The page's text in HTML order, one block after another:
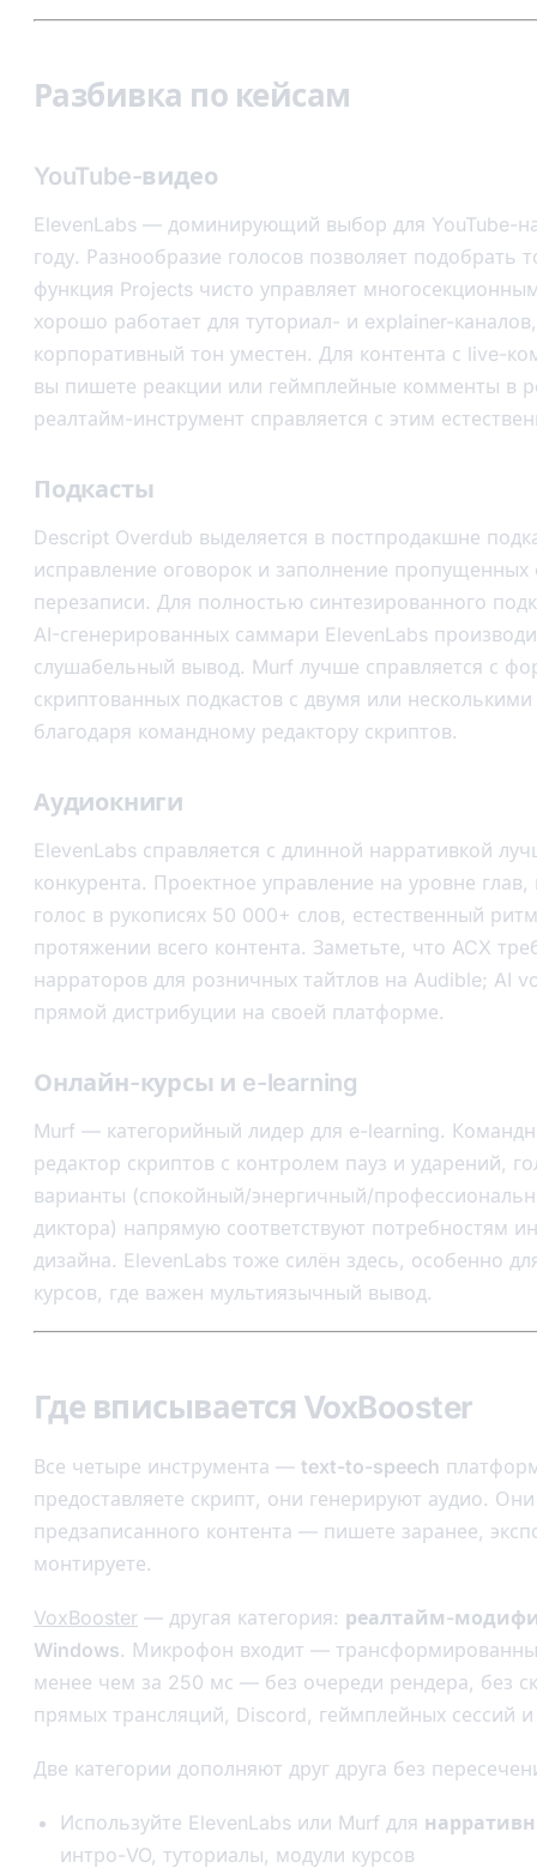
Разбивка по кейсам
YouTube-видео
ElevenLabs — доминирующий выбор для YouTube-
году. Разнообразие голосов позволяет подобрать
функция Projects чисто управляет
хорошо работает для туториал- и explainer-каналов,
корпоративный тон уместен. Для контента с live-
вы пишете реакции или геймплейные комменты в
реалтайм-инструмент справляется с этим
Подкасты
Descript Overdub выделяется в постпродакшне
исправление оговорок и заполнение пропущенных
перезаписи. Для полностью синтезированного
AI-сгенерированных саммари ElevenLabs
слушабельный вывод. Murf лучше справляется с
скриптованных подкастов с двумя или
благодаря командному редактору скриптов.
Аудиокниги
ElevenLabs справляется с длинной нарративкой
конкурента. Проектное управление на уровне глав,
голос в рукописях 50 000+ слов, естественный
протяжении всего контента. Заметьте, что ACX
нарраторов для розничных тайтлов на Audible; AI
прямой дистрибуции на своей платформе.
Онлайн-курсы и e-learning
Murf — категорийный лидер для e-learning.
редактор скриптов с контролем пауз и ударений,
варианты (спокойный/энергичный/
диктора) напрямую соответствуют потребностям
дизайна. ElevenLabs тоже силён здесь, особенно
курсов, где важен мультиязычный вывод.
Где вписывается VoxBooster
Все четыре инструмента — text-to-speech
предоставляете скрипт, они генерируют аудио.
предзаписанного контента — пишете заранее,
монтируете.
VoxBooster — другая категория: реалтайм-
Windows. Микрофон входит —
менее чем за 250 мс — без очереди рендера, без
прямых трансляций, Discord, геймплейных сессий и
Две категории дополняют друг друга без
Используйте ElevenLabs или Murf для
интро-VO, туториалы, модули курсов